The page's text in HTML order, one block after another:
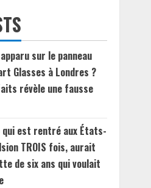
sur le panneau
Glasses à Londres ?
révèle une fausse
est rentré aux États-
TROIS fois, aurait
de six ans qui voulait